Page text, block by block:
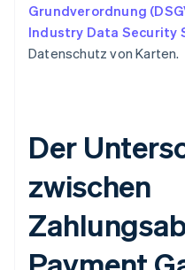
Grundverordnung
Industry Data Security
Datenschutz von Karten.
Der
zwischen